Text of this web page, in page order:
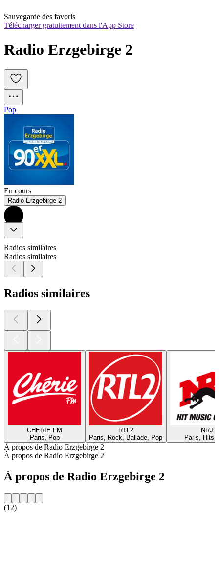
Sauvegarde des favoris
Télécharger gratuitement dans l'App Store
Radio Erzgebirge 2
Pop
En cours
Radio Erzgebirge 2
Radios similaires
Radios similaires
Radios similaires
CHERIE FM
Paris, Pop
RTL2
Paris, Rock, Ballade, Pop
NRJ
Paris, Hits,
À propos de Radio Erzgebirge 2
À propos de Radio Erzgebirge 2
À propos de Radio Erzgebirge 2
(12)